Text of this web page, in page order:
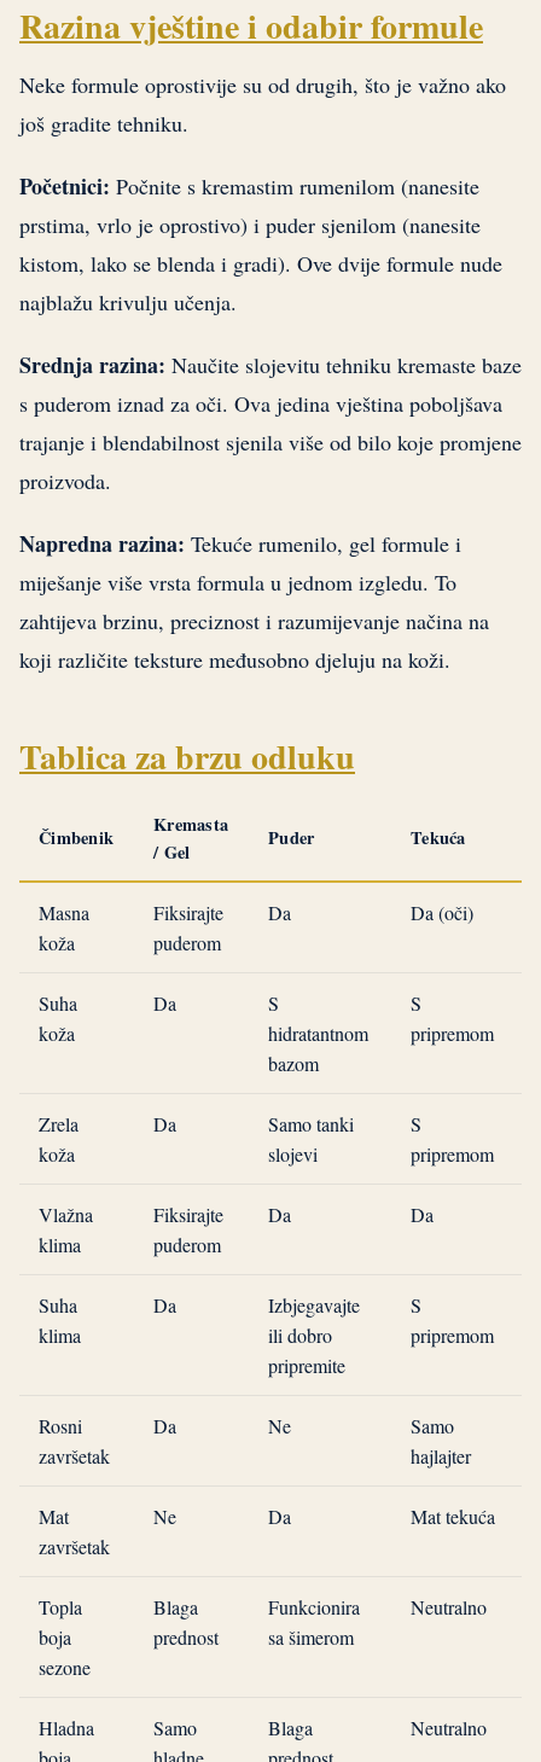
Razina vještine i odabir formule
Neke formule oprostivije su od drugih, što je važno ako
još gradite tehniku.
Početnici: Počnite s kremastim rumenilom (nanesite
prstima, vrlo je oprostivo) i puder sjenilom (nanesite
kistom, lako se blenda i gradi). Ove dvije formule nude
najblažu krivulju učenja.
Srednja razina: Naučite slojevitu tehniku kremaste baze
s puderom iznad za oči. Ova jedina vještina poboljšava
trajanje i blendabilnost sjenila više od bilo koje promjene
proizvoda.
Napredna razina: Tekuće rumenilo, gel formule i
miješanje više vrsta formula u jednom izgledu. To
zahtijeva brzinu, preciznost i razumijevanje načina na
koji različite teksture međusobno djeluju na koži.
Tablica za brzu odluku
Čimbenik
Kremasta
/ Gel
Puder Tekuća
Masna
koža
Fiksirajte
puderom
Da Da (oči)
Suha
koža
Da
S
hidratantnom
bazom
S
pripremom
Zrela
koža
Da
Samo tanki
slojevi
S
pripremom
Vlažna
klima
Fiksirajte
puderom
Da Da
Suha
klima
Da
Izbjegavajte
ili dobro
pripremite
S
pripremom
Rosni
završetak
Da Ne
Samo
hajlajter
Mat
završetak
Ne Da Mat tekuća
Topla
boja
sezone
Blaga
prednost
Funkcionira
sa šimerom
Neutralno
Hladna
Samo
Blaga
Neutralno